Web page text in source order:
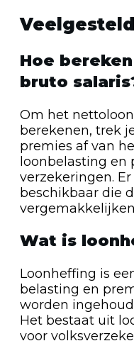
Hoe
bruto
Om het
berekenen, trek
premies af van
loonbelasting en
verzekeringen.
beschikbaar die
Wat is
Loonheffing is
belasting en
worden
Het bestaat uit
voor